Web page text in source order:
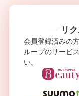
リ
会員登録済みの
ループのサービ
い。